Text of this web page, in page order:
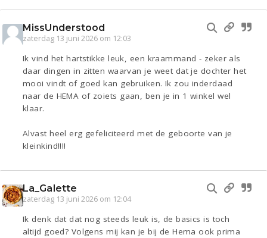
MissUnderstood
zaterdag 13 juni 2026 om 12:03
Ik vind het hartstikke leuk, een kraammand - zeker als
daar dingen in zitten waarvan je weet dat je dochter het
mooi vindt of goed kan gebruiken. Ik zou inderdaad
naar de HEMA of zoiets gaan, ben je in 1 winkel wel
klaar.
Alvast heel erg gefeliciteerd met de geboorte van je
kleinkind!!!!
La_Galette
zaterdag 13 juni 2026 om 12:04
Ik denk dat dat nog steeds leuk is, de basics is toch
altijd goed? Volgens mij kan je bij de Hema ook prima